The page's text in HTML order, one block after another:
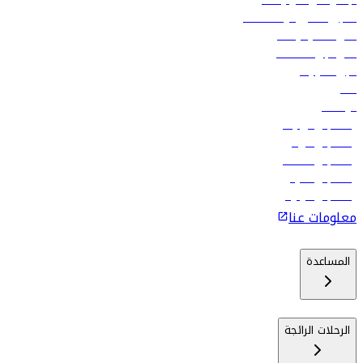
تسجيل الدخول لوكلاء السفر
أدنى أسعار الرحلات
فلاي دبي للعطلات
تأجير السيارات
فنادق
الوظائف
رحلات إلى تبيليسي
رحلات إلى الرياض
رحلات إلى مسقط
رحلات إلى ماليه
رحلات إلى كولومبو
معلومات عنا
المساعدة
الرحلات الرائجة